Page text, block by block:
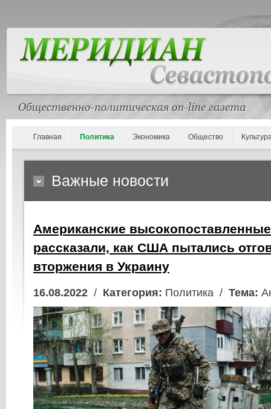
Главная Политика Экономика Общество
Важные новости
Американские
рассказали, как США пытались
вторжения в Украину
16.08.2022 / Категория: Политика / Тема: